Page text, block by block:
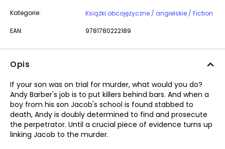
Kategorie: Książki obcojęzyczne / angielskie / Fiction
EAN: 9781780222189
Opis
If your son was on trial for murder, what would you do?
Andy Barber's job is to put killers behind bars. And when a
boy from his son Jacob's school is found stabbed to
death, Andy is doubly determined to find and prosecute
the perpetrator. Until a crucial piece of evidence turns up
linking Jacob to the murder.